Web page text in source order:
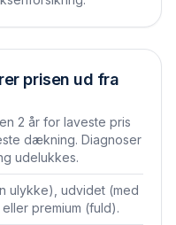
prisen ud fra
2 år for laveste pris
dækning. Diagnoser
udelukkes.
ulykke), udvidet (med
premium (fuld).